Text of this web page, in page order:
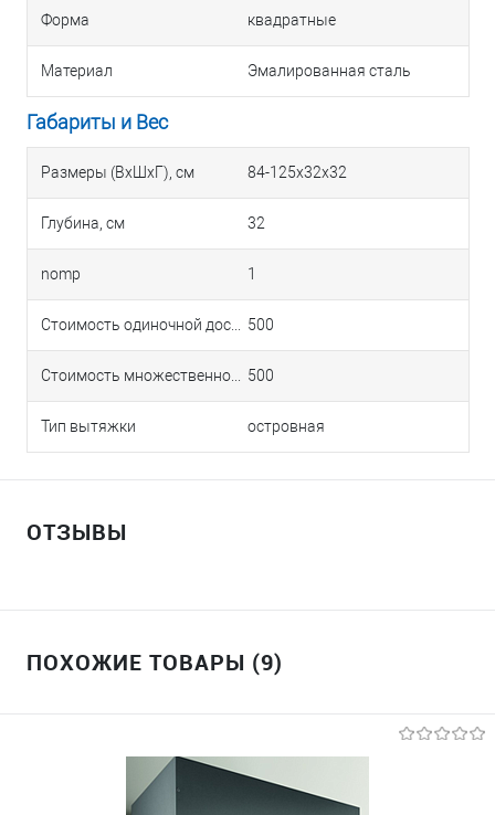
Форма квадратные
Материал Эмалированная сталь
Габариты и Вес
Размеры (ВхШхГ), см 84-125х32х32
Глубина, см 32
nomp 1
Стоимость одиночной доставки в Краснодаре 500
Стоимость множественной доставки в Краснодаре 500
Тип вытяжки островная
ОТЗЫВЫ
ПОХОЖИЕ ТОВАРЫ (9)